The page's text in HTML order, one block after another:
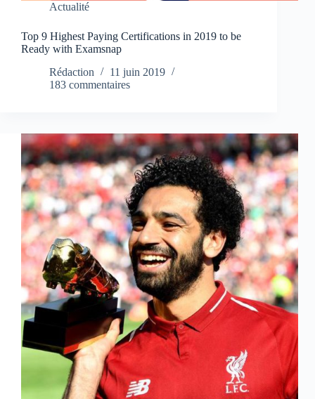
Actualité
Top 9 Highest Paying Certifications in 2019 to be
Ready with Examsnap
Rédaction
11 juin 2019
183 commentaires